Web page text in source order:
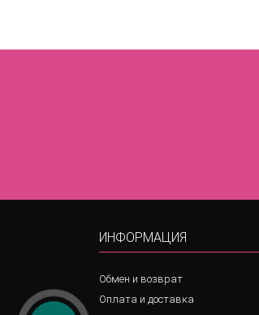
ИНФОРМАЦИЯ
Обмен и возврат
Оплата и доставка